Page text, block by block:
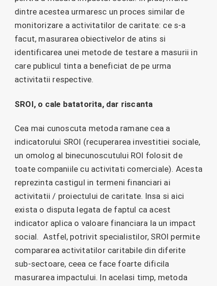
dintre acestea urmaresc un proces similar de
monitorizare a activitatilor de caritate: ce s-a
facut, masurarea obiectivelor de atins si
identificarea unei metode de testare a masurii in
care publicul tinta a beneficiat de pe urma
activitatii respective.
SROI, o cale batatorita, dar riscanta
Cea mai cunoscuta metoda ramane cea a
indicatorului SROI (recuperarea investitiei sociale,
un omolog al binecunoscutului ROI folosit de
toate companiile cu activitati comerciale). Acesta
reprezinta castigul in termeni financiari ai
activitatii / proiectului de caritate. Insa si aici
exista o disputa legata de faptul ca acest
indicator aplica o valoare financiara la un impact
social. Astfel, potrivit specialistilor, SROI permite
compararea activitatilor caritabile din diferite
sub-sectoare, ceea ce face foarte dificila
masurarea impactului. In acelasi timp, metoda